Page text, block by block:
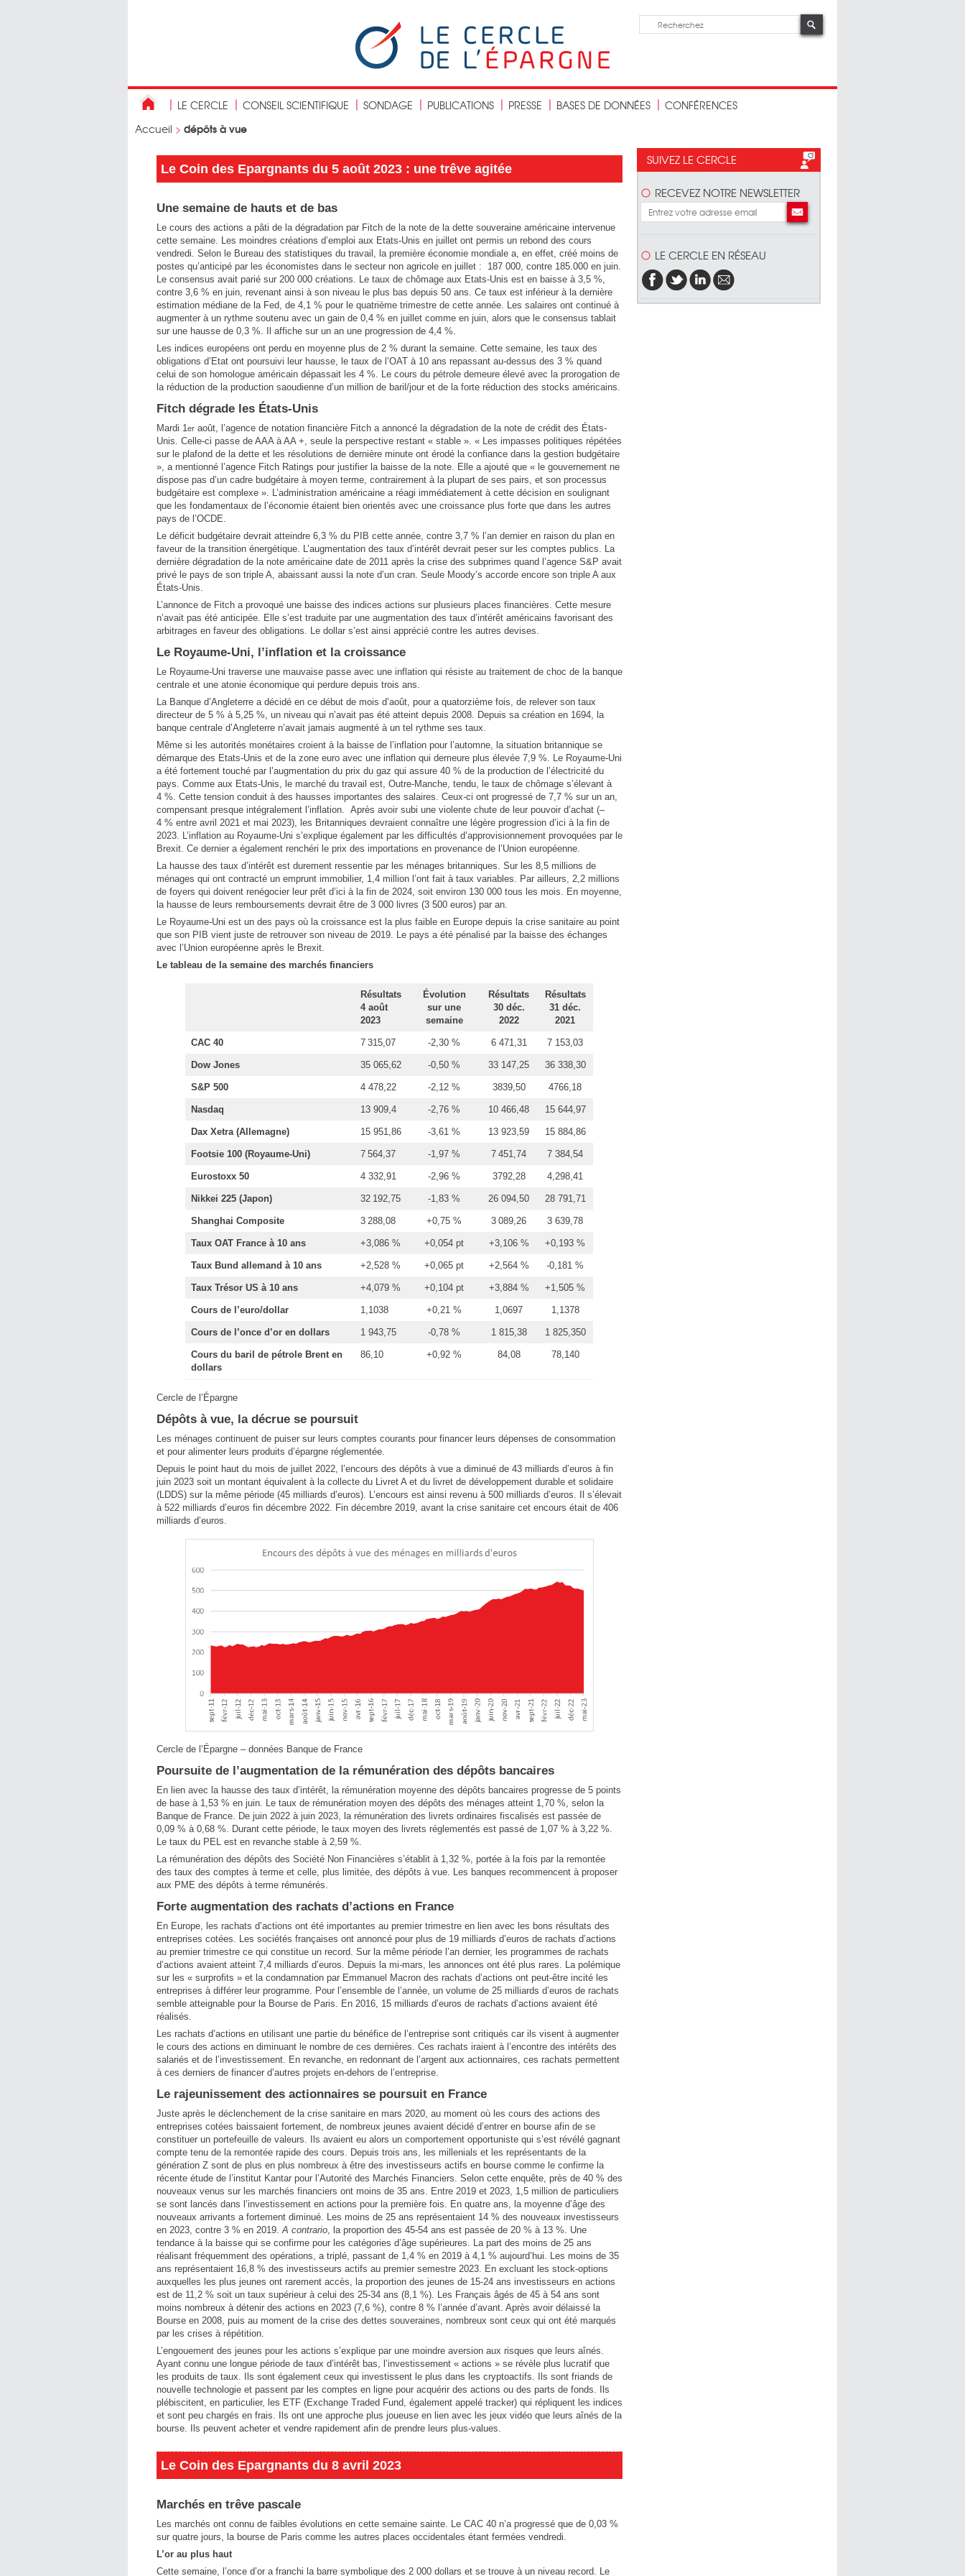
LE CERCLE CONSEIL SCIENTIFIQUE SONDAGE PUBLICATIONS PRESSE BASES DE DONNÉES
CONFÉRENCES
Accueil > dépôts à vue
Le Coin des Epargnants du 5 août 2023 : une trêve agitée
Une semaine de hauts et de bas
Le cours des actions a pâti de la dégradation par Fitch de la note de la dette souveraine américaine intervenue
cette semaine. Les moindres créations d’emploi aux Etats-Unis en juillet ont permis un rebond des cours
vendredi. Selon le Bureau des statistiques du travail, la première économie mondiale a, en effet, créé moins de
postes qu’anticipé par les économistes dans le secteur non agricole en juillet : 187 000, contre 185.000 en juin.
Le consensus avait parié sur 200 000 créations. Le taux de chômage aux Etats-Unis est en baisse à 3,5 %,
contre 3,6 % en juin, revenant ainsi à son niveau le plus bas depuis 50 ans. Ce taux est inférieur à la dernière
estimation médiane de la Fed, de 4,1 % pour le quatrième trimestre de cette année. Les salaires ont continué à
augmenter à un rythme soutenu avec un gain de 0,4 % en juillet comme en juin, alors que le consensus tablait
sur une hausse de 0,3 %. Il affiche sur un an une progression de 4,4 %.
Les indices européens ont perdu en moyenne plus de 2 % durant la semaine. Cette semaine, les taux des
obligations d’Etat ont poursuivi leur hausse, le taux de l’OAT à 10 ans repassant au-dessus des 3 % quand
celui de son homologue américain dépassait les 4 %. Le cours du pétrole demeure élevé avec la prorogation de
la réduction de la production saoudienne d’un million de baril/jour et de la forte réduction des stocks américains.
Fitch dégrade les États-Unis
Mardi 1er août, l’agence de notation financière Fitch a annoncé la dégradation de la note de crédit des États-
Unis. Celle-ci passe de AAA à AA +, seule la perspective restant « stable ». « Les impasses politiques répétées
sur le plafond de la dette et les résolutions de dernière minute ont érodé la confiance dans la gestion budgétaire
», a mentionné l’agence Fitch Ratings pour justifier la baisse de la note. Elle a ajouté que « le gouvernement ne
dispose pas d’un cadre budgétaire à moyen terme, contrairement à la plupart de ses pairs, et son processus
budgétaire est complexe ». L’administration américaine a réagi immédiatement à cette décision en soulignant
que les fondamentaux de l’économie étaient bien orientés avec une croissance plus forte que dans les autres
pays de l’OCDE.
Le déficit budgétaire devrait atteindre 6,3 % du PIB cette année, contre 3,7 % l’an dernier en raison du plan en
faveur de la transition énergétique. L’augmentation des taux d’intérêt devrait peser sur les comptes publics. La
dernière dégradation de la note américaine date de 2011 après la crise des subprimes quand l’agence S&P avait
privé le pays de son triple A, abaissant aussi la note d’un cran. Seule Moody’s accorde encore son triple A aux
États-Unis.
L’annonce de Fitch a provoqué une baisse des indices actions sur plusieurs places financières. Cette mesure
n’avait pas été anticipée. Elle s’est traduite par une augmentation des taux d’intérêt américains favorisant des
arbitrages en faveur des obligations. Le dollar s’est ainsi apprécié contre les autres devises.
Le Royaume-Uni, l’inflation et la croissance
Le Royaume-Uni traverse une mauvaise passe avec une inflation qui résiste au traitement de choc de la banque
centrale et une atonie économique qui perdure depuis trois ans.
La Banque d’Angleterre a décidé en ce début de mois d’août, pour a quatorzième fois, de relever son taux
directeur de 5 % à 5,25 %, un niveau qui n’avait pas été atteint depuis 2008. Depuis sa création en 1694, la
banque centrale d’Angleterre n’avait jamais augmenté à un tel rythme ses taux.
Même si les autorités monétaires croient à la baisse de l’inflation pour l’automne, la situation britannique se
démarque des Etats-Unis et de la zone euro avec une inflation qui demeure plus élevée 7,9 %. Le Royaume-Uni
a été fortement touché par l’augmentation du prix du gaz qui assure 40 % de la production de l’électricité du
pays. Comme aux Etats-Unis, le marché du travail est, Outre-Manche, tendu, le taux de chômage s’élevant à
4 %. Cette tension conduit à des hausses importantes des salaires. Ceux-ci ont progressé de 7,7 % sur un an,
compensant presque intégralement l’inflation. Après avoir subi une violente chute de leur pouvoir d’achat (–
4 % entre avril 2021 et mai 2023), les Britanniques devraient connaître une légère progression d’ici à la fin de
2023. L’inflation au Royaume-Uni s’explique également par les difficultés d’approvisionnement provoquées par le
Brexit. Ce dernier a également renchéri le prix des importations en provenance de l’Union européenne.
La hausse des taux d’intérêt est durement ressentie par les ménages britanniques. Sur les 8,5 millions de
ménages qui ont contracté un emprunt immobilier, 1,4 million l’ont fait à taux variables. Par ailleurs, 2,2 millions
de foyers qui doivent renégocier leur prêt d’ici à la fin de 2024, soit environ 130 000 tous les mois. En moyenne,
la hausse de leurs remboursements devrait être de 3 000 livres (3 500 euros) par an.
Le Royaume-Uni est un des pays où la croissance est la plus faible en Europe depuis la crise sanitaire au point
que son PIB vient juste de retrouver son niveau de 2019. Le pays a été pénalisé par la baisse des échanges
avec l’Union européenne après le Brexit.
Le tableau de la semaine des marchés financiers
Résultats
4 août
2023
Évolution
sur une
semaine
Résultats
30 déc.
2022
Résultats
31 déc.
2021
CAC 40 7 315,07 -2,30 % 6 471,31 7 153,03
Dow Jones 35 065,62 -0,50 % 33 147,25 36 338,30
S&P 500 4 478,22 -2,12 % 3839,50 4766,18
Nasdaq 13 909,4 -2,76 % 10 466,48 15 644,97
Dax Xetra (Allemagne) 15 951,86 -3,61 % 13 923,59 15 884,86
Footsie 100 (Royaume-Uni) 7 564,37 -1,97 % 7 451,74 7 384,54
Eurostoxx 50 4 332,91 -2,96 % 3792,28 4,298,41
Nikkei 225 (Japon) 32 192,75 -1,83 % 26 094,50 28 791,71
Shanghai Composite 3 288,08 +0,75 % 3 089,26 3 639,78
Taux OAT France à 10 ans +3,086 % +0,054 pt +3,106 % +0,193 %
Taux Bund allemand à 10 ans +2,528 % +0,065 pt +2,564 % -0,181 %
Taux Trésor US à 10 ans +4,079 % +0,104 pt +3,884 % +1,505 %
Cours de l’euro/dollar 1,1038 +0,21 % 1,0697 1,1378
Cours de l’once d’or en dollars 1 943,75 -0,78 % 1 815,38 1 825,350
Cours du baril de pétrole Brent en
dollars
86,10 +0,92 % 84,08 78,140
Cercle de l’Épargne
Dépôts à vue, la décrue se poursuit
Les ménages continuent de puiser sur leurs comptes courants pour financer leurs dépenses de consommation
et pour alimenter leurs produits d’épargne réglementée.
Depuis le point haut du mois de juillet 2022, l’encours des dépôts à vue a diminué de 43 milliards d’euros à fin
juin 2023 soit un montant équivalent à la collecte du Livret A et du livret de développement durable et solidaire
(LDDS) sur la même période (45 milliards d’euros). L’encours est ainsi revenu à 500 milliards d’euros. Il s’élevait
à 522 milliards d’euros fin décembre 2022. Fin décembre 2019, avant la crise sanitaire cet encours était de 406
milliards d’euros.
Cercle de l’Épargne – données Banque de France
Poursuite de l’augmentation de la rémunération des dépôts bancaires
En lien avec la hausse des taux d’intérêt, la rémunération moyenne des dépôts bancaires progresse de 5 points
de base à 1,53 % en juin. Le taux de rémunération moyen des dépôts des ménages atteint 1,70 %, selon la
Banque de France. De juin 2022 à juin 2023, la rémunération des livrets ordinaires fiscalisés est passée de
0,09 % à 0,68 %. Durant cette période, le taux moyen des livrets réglementés est passé de 1,07 % à 3,22 %.
Le taux du PEL est en revanche stable à 2,59 %.
La rémunération des dépôts des Société Non Financières s’établit à 1,32 %, portée à la fois par la remontée
des taux des comptes à terme et celle, plus limitée, des dépôts à vue. Les banques recommencent à proposer
aux PME des dépôts à terme rémunérés.
Forte augmentation des rachats d’actions en France
En Europe, les rachats d’actions ont été importantes au premier trimestre en lien avec les bons résultats des
entreprises cotées. Les sociétés françaises ont annoncé pour plus de 19 milliards d’euros de rachats d’actions
au premier trimestre ce qui constitue un record. Sur la même période l’an dernier, les programmes de rachats
d’actions avaient atteint 7,4 milliards d’euros. Depuis la mi-mars, les annonces ont été plus rares. La polémique
sur les « surprofits » et la condamnation par Emmanuel Macron des rachats d’actions ont peut-être incité les
entreprises à différer leur programme. Pour l’ensemble de l’année, un volume de 25 milliards d’euros de rachats
semble atteignable pour la Bourse de Paris. En 2016, 15 milliards d’euros de rachats d’actions avaient été
réalisés.
Les rachats d’actions en utilisant une partie du bénéfice de l’entreprise sont critiqués car ils visent à augmenter
le cours des actions en diminuant le nombre de ces dernières. Ces rachats iraient à l’encontre des intérêts des
salariés et de l’investissement. En revanche, en redonnant de l’argent aux actionnaires, ces rachats permettent
à ces derniers de financer d’autres projets en-dehors de l’entreprise.
Le rajeunissement des actionnaires se poursuit en France
Juste après le déclenchement de la crise sanitaire en mars 2020, au moment où les cours des actions des
entreprises cotées baissaient fortement, de nombreux jeunes avaient décidé d’entrer en bourse afin de se
constituer un portefeuille de valeurs. Ils avaient eu alors un comportement opportuniste qui s’est révélé gagnant
compte tenu de la remontée rapide des cours. Depuis trois ans, les millenials et les représentants de la
génération Z sont de plus en plus nombreux à être des investisseurs actifs en bourse comme le confirme la
récente étude de l’institut Kantar pour l’Autorité des Marchés Financiers. Selon cette enquête, près de 40 % des
nouveaux venus sur les marchés financiers ont moins de 35 ans. Entre 2019 et 2023, 1,5 million de particuliers
se sont lancés dans l’investissement en actions pour la première fois. En quatre ans, la moyenne d’âge des
nouveaux arrivants a fortement diminué. Les moins de 25 ans représentaient 14 % des nouveaux investisseurs
en 2023, contre 3 % en 2019. A contrario , la proportion des 45-54 ans est passée de 20 % à 13 %. Une
tendance à la baisse qui se confirme pour les catégories d’âge supérieures. La part des moins de 25 ans
réalisant fréquemment des opérations, a triplé, passant de 1,4 % en 2019 à 4,1 % aujourd’hui. Les moins de 35
ans représentaient 16,8 % des investisseurs actifs au premier semestre 2023. En excluant les stock-options
auxquelles les plus jeunes ont rarement accès, la proportion des jeunes de 15-24 ans investisseurs en actions
est de 11,2 % soit un taux supérieur à celui des 25-34 ans (8,1 %). Les Français âgés de 45 à 54 ans sont
moins nombreux à détenir des actions en 2023 (7,6 %), contre 8 % l’année d’avant. Après avoir délaissé la
Bourse en 2008, puis au moment de la crise des dettes souveraines, nombreux sont ceux qui ont été marqués
par les crises à répétition.
L’engouement des jeunes pour les actions s’explique par une moindre aversion aux risques que leurs aînés.
Ayant connu une longue période de taux d’intérêt bas, l’investissement « actions » se révèle plus lucratif que
les produits de taux. Ils sont également ceux qui investissent le plus dans les cryptoactifs. Ils sont friands de
nouvelle technologie et passent par les comptes en ligne pour acquérir des actions ou des parts de fonds. Ils
plébiscitent, en particulier, les ETF (Exchange Traded Fund, également appelé tracker) qui répliquent les indices
et sont peu chargés en frais. Ils ont une approche plus joueuse en lien avec les jeux vidéo que leurs aînés de la
bourse. Ils peuvent acheter et vendre rapidement afin de prendre leurs plus-values.
Le Coin des Epargnants du 8 avril 2023
Marchés en trêve pascale
Les marchés ont connu de faibles évolutions en cette semaine sainte. Le CAC 40 n’a progressé que de 0,03 %
sur quatre jours, la bourse de Paris comme les autres places occidentales étant fermées vendredi.
L’or au plus haut
Cette semaine, l’once d’or a franchi la barre symbolique des 2 000 dollars et se trouve à un niveau record. Le
SUIVEZ LE CERCLE
RECEVEZ NOTRE NEWSLETTER
LE CERCLE EN RÉSEAU